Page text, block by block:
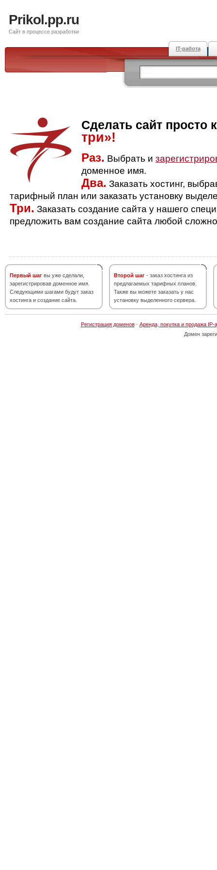
Prikol.pp.ru
Сайт в процессе разработки
IT-работа
Сделать сайт просто
три»!
Раз. Выбрать и
доменное имя.
Два. Заказать хостинг,
тарифный план или заказать установку
Три. Заказать создание сайта у нашего
предложить вам создание сайта любой
Первый шаг вы уже сделали,
зарегистрировав доменное имя.
Следующими шагами будут заказ
хостинга и создание сайта.
Второй шаг - заказ хостинга из
предлагаемых тарифных планов.
Также вы можете заказать у нас
установку выделенного сервера.
Регистрация доменов· Аренда, покупка и продажа IP-
Домен